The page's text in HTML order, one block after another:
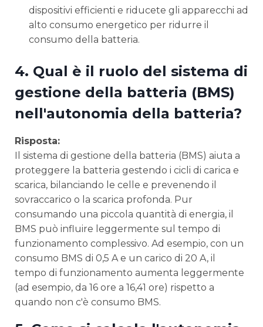
dispositivi efficienti e riducete gli apparecchi ad
alto consumo energetico per ridurre il
consumo della batteria.
4. Qual è il ruolo del sistema di
gestione della batteria (BMS)
nell'autonomia della batteria?
Risposta:
Il sistema di gestione della batteria (BMS) aiuta a
proteggere la batteria gestendo i cicli di carica e
scarica, bilanciando le celle e prevenendo il
sovraccarico o la scarica profonda. Pur
consumando una piccola quantità di energia, il
BMS può influire leggermente sul tempo di
funzionamento complessivo. Ad esempio, con un
consumo BMS di 0,5 A e un carico di 20 A, il
tempo di funzionamento aumenta leggermente
(ad esempio, da 16 ore a 16,41 ore) rispetto a
quando non c'è consumo BMS.